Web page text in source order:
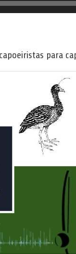
para